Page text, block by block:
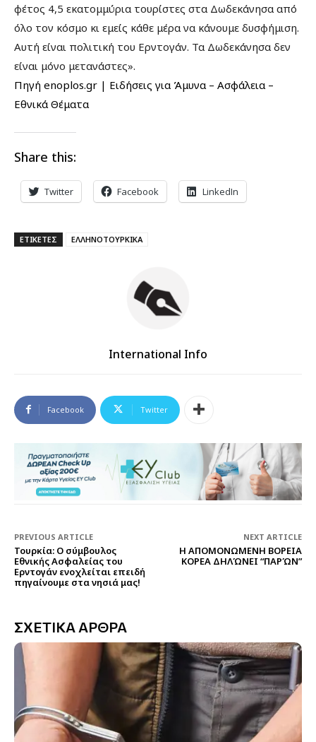
φέτος 4,5 εκατομμύρια τουρίστες στα Δωδεκάνησα από
όλο τον κόσμο κι εμείς κάθε μέρα να κάνουμε δυσφήμιση.
Αυτή είναι πολιτική του Ερντογάν. Τα Δωδεκάνησα δεν
είναι μόνο μετανάστες».
Πηγή enoplos.gr | Ειδήσεις για Άμυνα – Ασφάλεια –
Εθνικά Θέματα
Share this:
Twitter Facebook LinkedIn
ΕΤΙΚΕΤΕΣ ΕΛΛΗΝΟΤΟΥΡΚΙΚΑ
International Info
Facebook Twitter
PREVIOUS ARTICLE
Τουρκία: Ο σύμβουλος
Εθνικής Ασφαλείας του
Ερντογάν ενοχλείται επειδή
πηγαίνουμε στα νησιά μας!
NEXT ARTICLE
Η ΑΠΟΜΟΝΩΜΕΝΗ ΒΟΡΕΙΑ
ΚΟΡΕΑ ΔΗΛΏΝΕΙ “ΠΑΡΏΝ”
ΣΧΕΤΙΚΑ ΑΡΘΡΑ